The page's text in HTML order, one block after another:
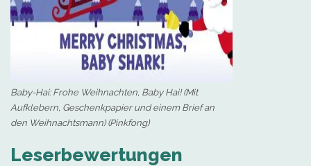
Baby-Hai: Frohe Weihnachten, Baby Hai! (Mit
Aufklebern, Geschenkpapier und einem Brief an
den Weihnachtsmann) (Pinkfong)
Leserbewertungen